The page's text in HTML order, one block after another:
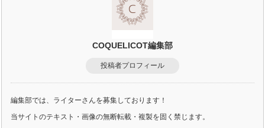
COQUELICOT編集部
投稿者プロフィール
編集部では、ライターさんを募集しております！
当サイトのテキスト・画像の無断転載・複製を固く禁じます。